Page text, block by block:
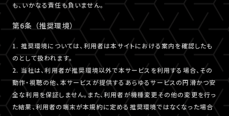
も、いかなる責任も負いません。
第6条 （推奨環境）
1. 推奨環境については、利用者は本サイトにおける案内を確認したも
のとして扱われます。
2. 当社は、利用者が推奨環境以外で本サービスを利用する場合、その
動作・視聴の他、本サービスが提供するあらゆるサービスの円滑かつ安
全な利用を保証しません。また、利用者が機種変更その他の変更を行っ
た結果、利用者の端末が本規約に定める推奨環境ではなくなった場合